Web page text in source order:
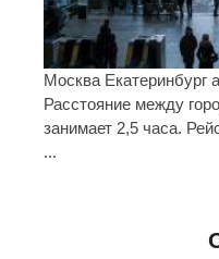
Москва Екатеринбург
Расстояние между
занимает 2,5 часа.
...